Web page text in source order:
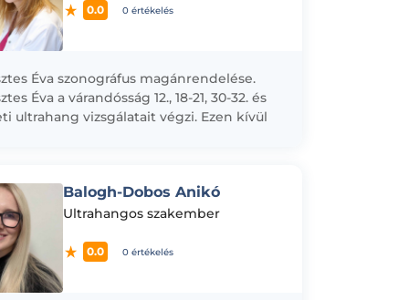
0.0 0 értékelés
Éva szonográfus magánrendelése.
Éva a várandósság 12., 18-21, 30-32. és
ultrahang vizsgálatait végzi. Ezen kívül
Balogh-Dobos Anikó
Ultrahangos szakember
0.0 0 értékelés